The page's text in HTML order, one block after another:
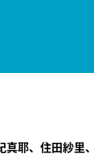
耶、住田紗里